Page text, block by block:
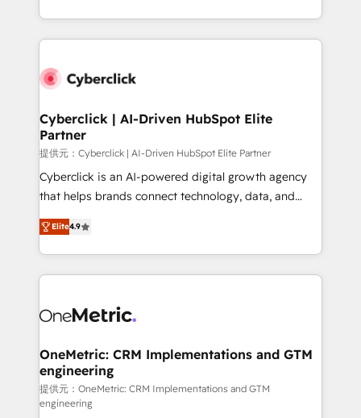
America. From casual user to super fan: make
Canada, we’ve delivered thousands of successful
HubSpot projects for mid-market and enterprise
combine HubSpot, data, and AI to design connected
and technology for predictable, scalable revenue
growth. Our expertise spans RevOps, CRM and data
architecture, AI enablement, and strategic marketing,
delivered through our proprietary FLAIR framework
for responsible AI adoption. As a HubSpot Elite
we blend strategy, creativity, and technology to help
organisations scale smarter and grow stronger.
Cyberclick | AI-Driven HubSpot Elite
Partner
提供元：Cyberclick | AI-Driven HubSpot Elite Partner
Cyberclick is an AI-powered digital growth agency
that helps brands connect technology, data, and
creativity to achieve measurable results. Founded in
Barcelona and operating across Spain, LATAM, and
the UK, we support global companies in building
smarter marketing, sales, and customer success
Iberia (Spain & Portugal), we combine human insight
growth. Our multidisciplinary team designs solutions
that simplify complexity, boost performance, and
turn innovation into real impact. 🌍 Highlights •
HubSpot Partner since 2012 • 2022 EMEA Impact
Elite4.9
OneMetric: CRM Implementations and GTM
engineering
提供元：OneMetric: CRM Implementations and GTM
engineering